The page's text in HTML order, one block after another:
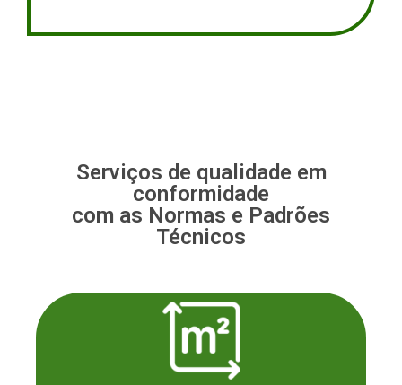
Serviços de qualidade em
conformidade
com as Normas e Padrões
Técnicos